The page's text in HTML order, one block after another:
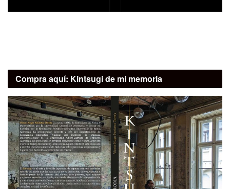
Compra aquí: Kintsugi de mi memoria